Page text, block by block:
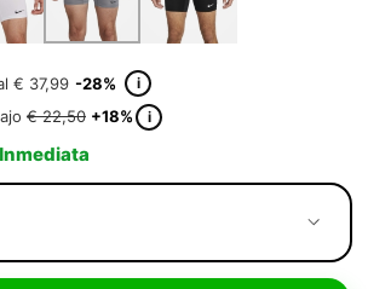
€ 37,99 -28% i
€ 22,50 +18% i